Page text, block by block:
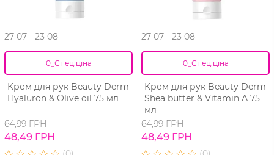
27 07 - 23 08
0_Спец.ціна
Крем для рук Beauty Derm
Hyaluron & Olive oil 75 мл
64,99 ГРН
48,49 ГРН
27 07 - 23 08
0_Спец.ціна
Крем для рук Beauty Derm
Shea butter & Vitamin А 75
мл
64,99 ГРН
48,49 ГРН